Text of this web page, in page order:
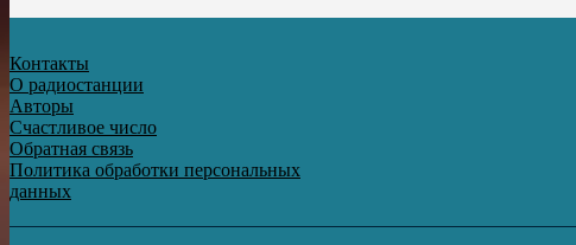
Контакты
О радиостанции
Авторы
Счастливое число
Обратная связь
Политика обработки персональных
данных